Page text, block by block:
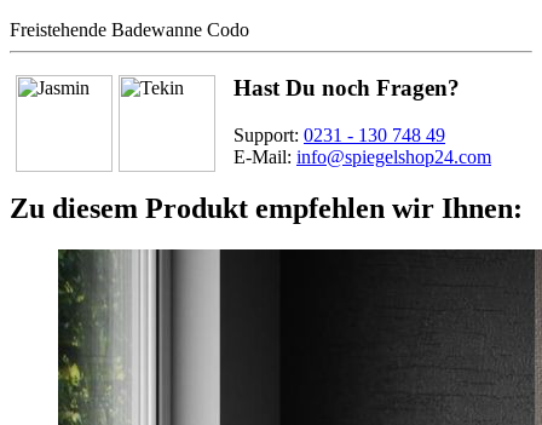
Freistehende Badewanne Codo
Hast Du noch Fragen?
Support: 0231 - 130 748 49
E-Mail: info@spiegelshop24.com
Zu diesem Produkt empfehlen wir Ihnen: